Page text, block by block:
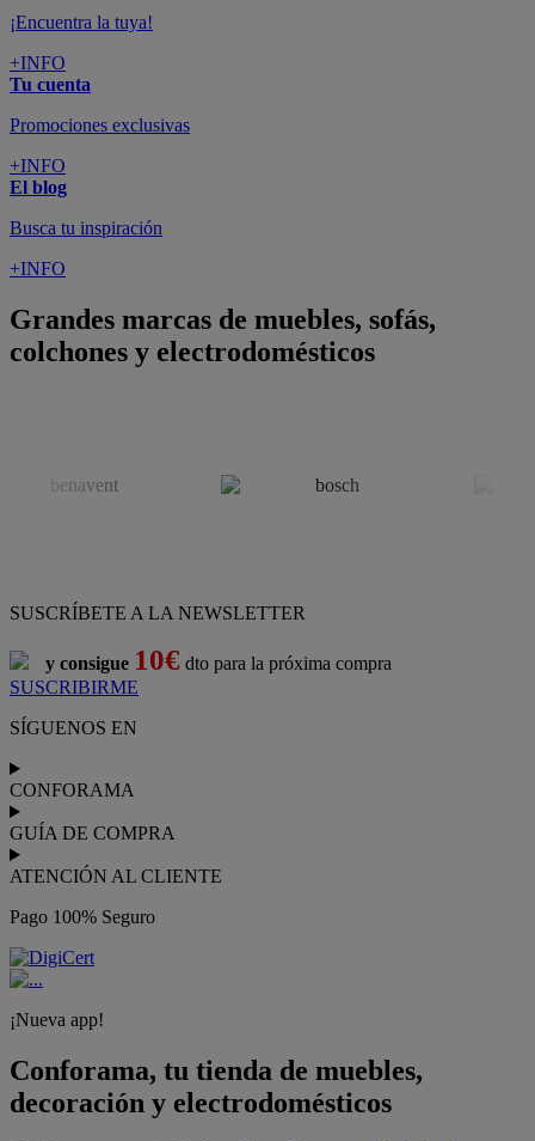
¡Encuentra la tuya!
+INFO
Tu cuenta
Promociones exclusivas
+INFO
El blog
Busca tu inspiración
+INFO
Grandes marcas de muebles, sofás,
colchones y electrodomésticos
SUSCRÍBETE A LA NEWSLETTER
y consigue 10€ dto para la próxima compra
SUSCRIBIRME
SÍGUENOS EN
CONFORAMA
GUÍA DE COMPRA
ATENCIÓN AL CLIENTE
Pago 100% Seguro
¡Nueva app!
Conforama, tu tienda de muebles,
decoración y electrodomésticos